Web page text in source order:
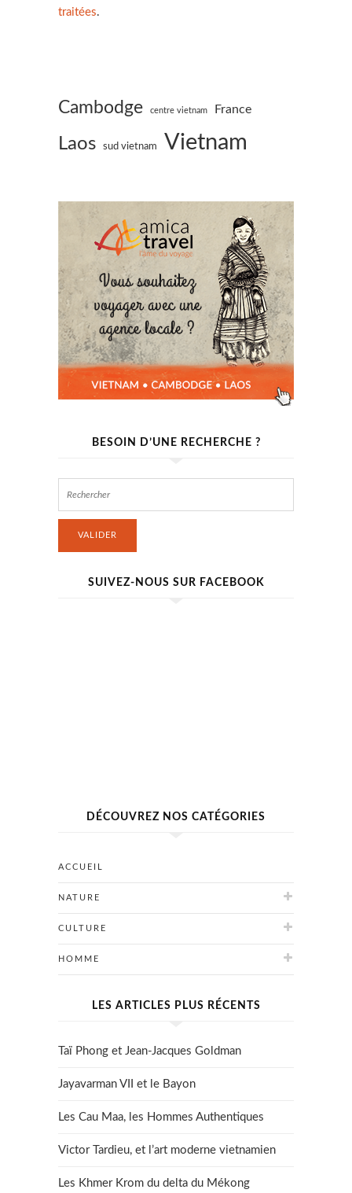
traitées.
Cambodge centre vietnam France
Laos sud vietnam Vietnam
BESOIN D’UNE RECHERCHE ?
VALIDER
SUIVEZ-NOUS SUR FACEBOOK
DÉCOUVREZ NOS CATÉGORIES
ACCUEIL
NATURE
CULTURE
HOMME
LES ARTICLES PLUS RÉCENTS
Taï Phong et Jean-Jacques Goldman
Jayavarman VII et le Bayon
Les Cau Maa, les Hommes Authentiques
Victor Tardieu, et l’art moderne vietnamien
Les Khmer Krom du delta du Mékong